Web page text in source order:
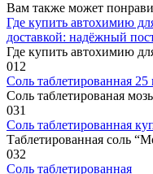
Вам также может
Где купить автохимию
доставкой: надёжный
Где купить автохимию
012
Соль таблетированная
Соль таблетированая
031
Соль таблетированная
Таблетированная соль
032
Соль таблетированная